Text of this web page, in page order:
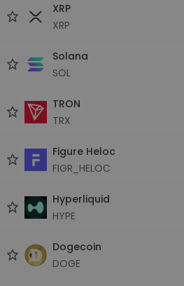
XRP
XRP
Solana
SOL
TRON
TRX
Figure Heloc
FIGR_HELOC
Hyperliquid
HYPE
Dogecoin
DOGE